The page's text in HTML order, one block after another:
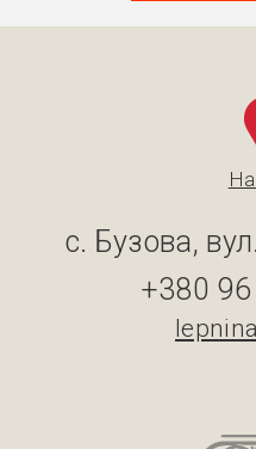
На
с. Бузова,
+380